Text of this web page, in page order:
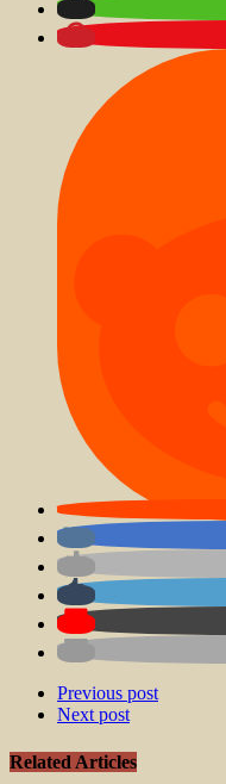
Previous post
Next post
Related Articles